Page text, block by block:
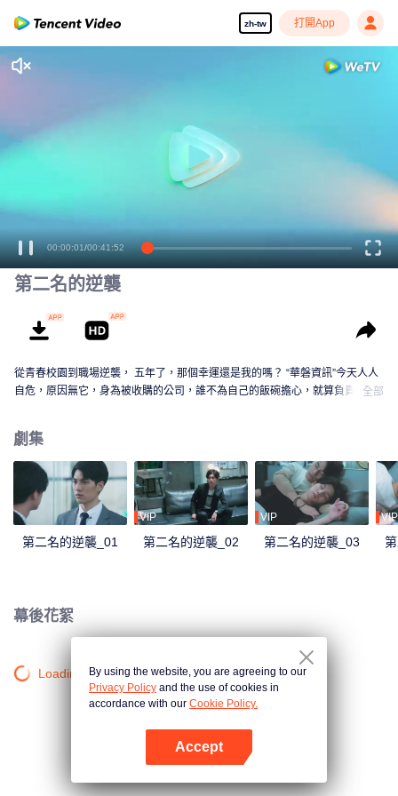
zh-tw 打開App
00:00:01/00:41:52
第二名的逆襲
從青春校園到職場逆襲， 五年了，那個幸運還是我的嗎？ “華磐資訊”今天人人
自危，原因無它，身為被收購的公司，誰不為自己的飯碗擔心，就算負責人保
眼前一派輕鬆自在的高仕德，五年的時間，足夠讓兩個男孩成長為男人，也足
夠周書逸認清年少輕狂的感情？不服輸的他也決定，他若無心我便休，從此青
山只認白雲儔！沒想到五年之後狹路相逢，高仕德是自家收購的科技公司代
表。被某個沒良心混蛋惡意遺棄的萬年老二決定逆襲，他或許學業贏不了他，
但工作上，他會讓他知道什麼叫做收購方的驕傲！
全部
劇集
第二名的逆襲_01
VIP
第二名的逆襲_02
VIP
第二名的逆襲_03
VIP
幕後花絮
Loading…By using the website, you are agreeing to our
Privacy Policy and the use of cookies in
accordance with our Cookie Policy.
Accept